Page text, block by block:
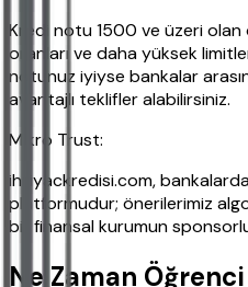
Kredi notu 1500 ve üzeri
oranları ve daha yüksek
notunuz iyiyse bankalar
avantajlı teklifler alabilirsiniz.
Mikro Trust:
ihtiyackredisi.com,
platformudur; önerilerimiz
bir finansal kurumun
Ne Zaman